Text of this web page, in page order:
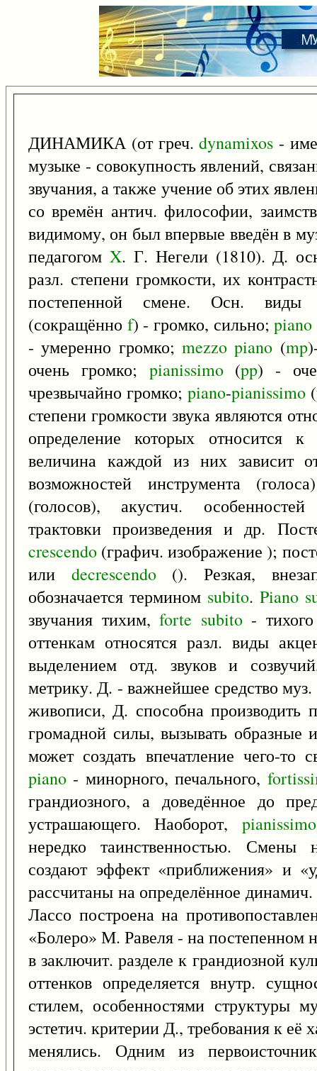
ДИНАМИКА (от греч.dynamixos -
музыке - совокупность явлений,
звучания, а также учение об этих
со времён антич. философии,
видимому, он был впервые введён в
педагогом X. Г. Негели (1810). Д.
разл. степени громкости, их
постепенной смене. Осн. виды
(сокращённо f) - громко, сильно;piano
- умеренно громко; mezzo piano (mp
очень громко; pianissimo(pp) -
чрезвычайно громко;piano-pianissimo
степени громкости звука являются
определение которых относится к
величина каждой из них зависит
возможностей инструмента
(голосов), акустич.
трактовки произведения и др.
crescendo (графич. изображение );
или decrescendo(). Резкая,
обозначается термином subito. Piano
звучания тихим,forte subito- тихого
оттенкам относятся разл. виды
выделением отд. звуков и
метрику. Д. - важнейшее средство
живописи, Д. способна производить
громадной силы, вызывать образные
может создать впечатление чего-то
piano - минорного, печального,
грандиозного, а доведённое до
устрашающего. Наоборот, pianissimo
нередко таинственностью. Смены
создают эффект «приближения» и
рассчитаны на определённое
Лассо построена на
«Болеро» М. Равеля - на постепенном
в заключит. разделе к грандиозной
оттенков определяется внутр.
стилем, особенностями структуры
эстетич. критерии Д., требования к её
менялись. Одним из